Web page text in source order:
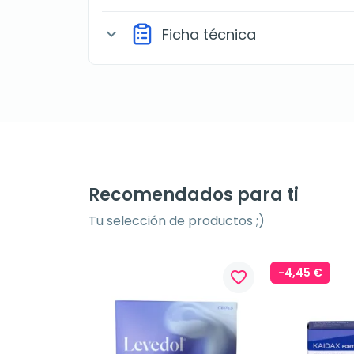
expand_more Ficha técnica
Recomendados para ti
Tu selección de productos ;)
favorite_border -4,45 €